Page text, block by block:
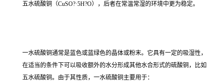
五水硫酸铜（CuSO?·5H?O），后者在常温常湿的环境中更为稳定。
一水硫酸铜通常是蓝色或蓝绿色的晶体或粉末。它具有一定的吸湿性，
在适当的条件下可以吸收额外的水分形成其他水合形式的硫酸铜，比如
五水硫酸铜。由于其性质，一水硫酸铜主要用于：